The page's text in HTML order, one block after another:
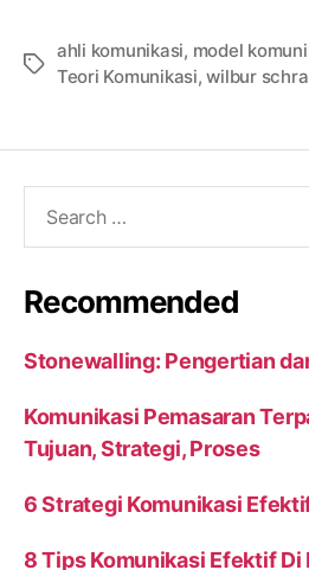
Tags
ahli komunikasi, model
Teori Komunikasi,wilbur
Recommended
Stonewalling: Pengertian
Komunikasi Pemasaran
Tujuan, Strategi, Proses
6 Strategi Komunikasi
8 Tips Komunikasi Efektif Di